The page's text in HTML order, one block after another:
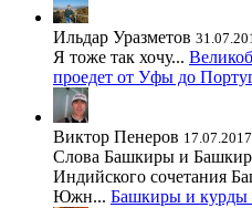
Ильдар Уразметов
Я тоже так хочу...
проедет от Уфы до
Виктор Пенеров 17.07.2017
Слова Башкиры и
Индийского сочетания
Южн... Башкиры и курды